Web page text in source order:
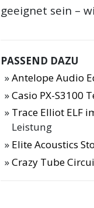
geeignet sein –
PASSEND DAZU
Antelope Audio
Casio PX-S3100
Trace Elliot ELF
Leistung
Elite Acoustics
Crazy Tube